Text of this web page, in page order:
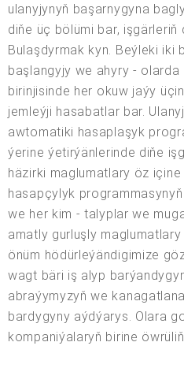
ulanyjynyň başarnygyna
diňe üç bölümi bar, işgärleriň
Bulaşdyrmak kyn. Beýleki iki
başlangyjy we ahyry -
birinjisinde her okuw jaýy
jemleýji hasabatlar bar.
awtomatiki hasaplaşyk
ýerine ýetirýänlerinde diňe
häzirki maglumatlary öz
hasapçylyk
we her kim - talyplar we
amatly gurluşly
önüm hödürleýändigimize
wagt bäri iş alyp
abraýymyzyň we
bardygyny aýdýarys. Olara
kompaniýalaryň birine